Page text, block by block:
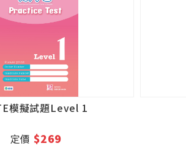
模擬試題Level 1
定價$269